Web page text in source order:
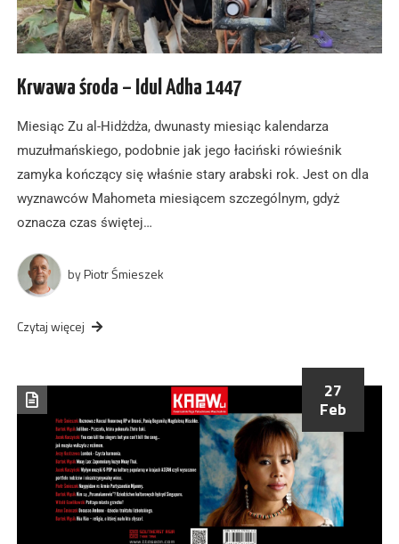
Krwawa środa – Idul Adha 1447
Miesiąc Zu al-Hidżdża, dwunasty miesiąc kalendarza
muzułmańskiego, podobnie jak jego łaciński rówieśnik
zamyka kończący się właśnie stary arabski rok. Jest on dla
wyznawców Mahometa miesiącem szczególnym, gdyż
oznacza czas świętej…
byPiotr Śmieszek
Czytaj więcej
27
Feb